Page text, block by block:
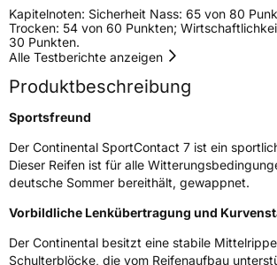
EU Label
EffizienzC
Nasshaftung
Rollgeräusch (Klasse)B
Rollgeräusch (dB)73
FahrzeugklasseC1
Kapitelnoten: Sicherheit Nass: 65 von 80
Trocken: 54 von 60 Punkten;
30 Punkten.
Alle Testberichte anzeigen
Produktbeschreibung
Sportsfreund
Der Continental SportContact 7 ist ein
Dieser Reifen ist für alle
deutsche Sommer bereithält, gewappnet.
Vorbildliche Lenkübertragung und
Der Continental besitzt eine stabile
Schulterblöcke, die vom Reifenaufbau